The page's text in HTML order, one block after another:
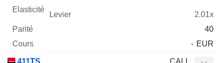
2.01x
40
- EUR